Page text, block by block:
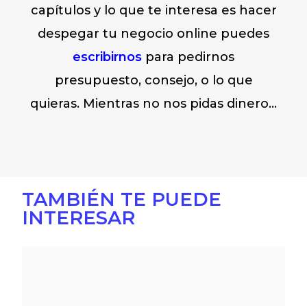
capítulos y lo que te interesa es hacer
despegar tu negocio online puedes
escribirnos para pedirnos
presupuesto, consejo, o lo que
quieras. Mientras no nos pidas dinero…
TAMBIÉN TE PUEDE
INTERESAR